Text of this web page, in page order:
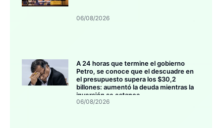
06/08/2026
A 24 horas que termine el gobierno
Petro, se conoce que el descuadre en
el presupuesto supera los $30,2
billones: aumentó la deuda mientras la
inversión se estanca
06/08/2026